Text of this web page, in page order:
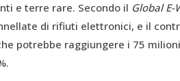
e terre rare. Secondo il Global
di rifiuti elettronici, e il
potrebbe raggiungere i 75